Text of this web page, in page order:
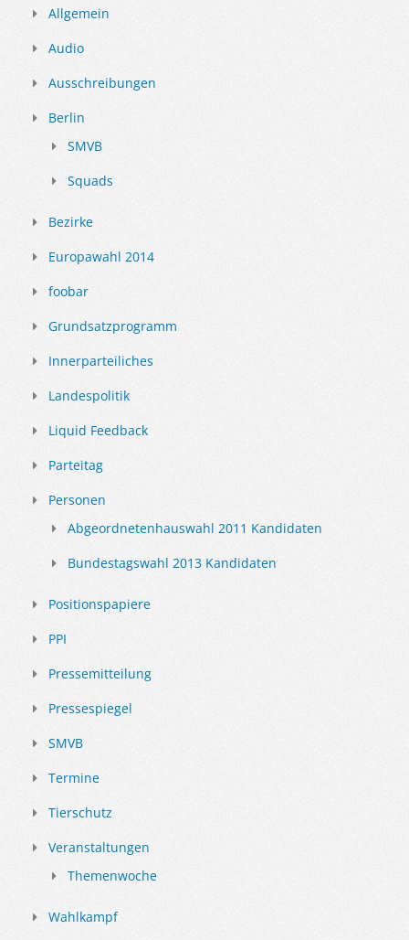
Allgemein
Audio
Ausschreibungen
Berlin
SMVB
Squads
Bezirke
Europawahl 2014
foobar
Grundsatzprogramm
Innerparteiliches
Landespolitik
Liquid Feedback
Parteitag
Personen
Abgeordnetenhauswahl 2011 Kandidaten
Bundestagswahl 2013 Kandidaten
Positionspapiere
PPI
Pressemitteilung
Pressespiegel
SMVB
Termine
Tierschutz
Veranstaltungen
Themenwoche
Wahlkampf